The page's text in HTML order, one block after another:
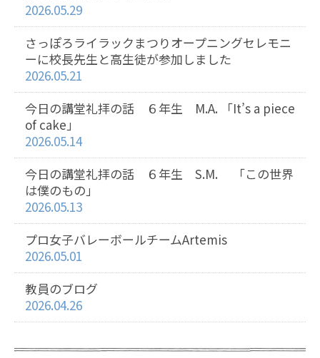
2026.05.29
さっぽろライラックまつりオープニングセレモニ
ーに校長先生と高生徒が参加しました
2026.05.21
今日の講堂礼拝の話 ６年生 M.A. 「It’s a piece
of cake」
2026.05.14
今日の講堂礼拝の話 ６年生 S.M. 「この世界
は僕のもの」
2026.05.13
プロ女子バレーボールチームArtemis
2026.05.01
教員のブログ
2026.04.26